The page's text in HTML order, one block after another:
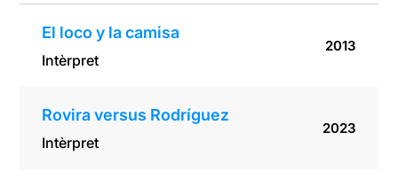
El loco y la camisa
Intèrpret
2013
Rovira versus Rodríguez
Intèrpret
2023